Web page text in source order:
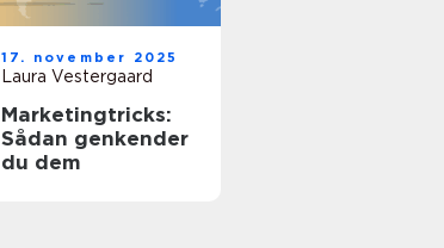
17. november 2025
Laura Vestergaard
Marketingtricks:
Sådan genkender
du dem